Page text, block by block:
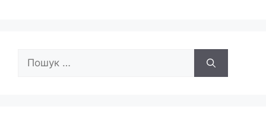
Пошук: